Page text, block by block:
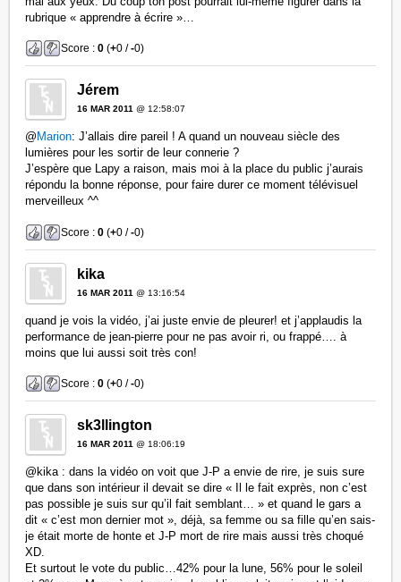
rubrique « apprendre à écrire »…
Score :0 (+0 /-0)
Jérem
16 MAR 2011 @ 12:58:07
@ Marion: J’allais dire pareil ! A quand un nouveau siècle des
lumières pour les sortir de leur connerie ?
J’espère que Lapy a raison, mais moi à la place du public j’aurais
répondu la bonne réponse, pour faire durer ce moment télévisuel
merveilleux ^^
Score :0 (+0 /-0)
kika
16 MAR 2011 @ 13:16:54
quand je vois la vidéo, j’ai juste envie de pleurer! et j’applaudis la
performance de jean-pierre pour ne pas avoir ri, ou frappé…. à
moins que lui aussi soit très con!
Score :0 (+0 /-0)
sk3llington
16 MAR 2011 @ 18:06:19
@kika : dans la vidéo on voit que J-P a envie de rire, je suis sure
que dans son intérieur il devait se dire « Il le fait exprès, non c’est
pas possible je suis sur qu’il fait semblant… » et quand le gars a
dit « c’est mon dernier mot », déjà, sa femme ou sa fille qu’en sais-
je était morte de honte et J-P mort de rire mais aussi très choqué
XD.
Et surtout le vote du public…42% pour la lune, 56% pour le soleil